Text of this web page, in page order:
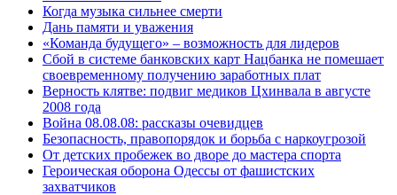
Когда музыка сильнее смерти
Дань памяти и уважения
«Команда будущего» – возможность для лидеров
Сбой в системе банковских карт Нацбанка не помешает
своевременному получению заработных плат
Верность клятве: подвиг медиков Цхинвала в августе
2008 года
Война 08.08.08: рассказы очевидцев
Безопасность, правопорядок и борьба с наркоугрозой
От детских пробежек во дворе до мастера спорта
Героическая оборона Одессы от фашистских
захватчиков